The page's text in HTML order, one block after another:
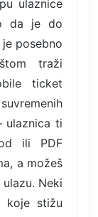
ulaznice
da je do
posebno
traži
ticket
ulaznica ti
ili PDF
a možeš
Neki
koje stižu